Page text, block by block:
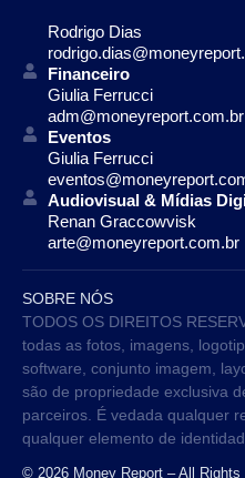
Rodrigo Dias
Financeiro
Giulia Ferrucci
adm@moneyreport.com.br
Eventos
Giulia Ferrucci
Audiovisual & Mídias
Renan Graccowvisk
arte@moneyreport.com.br
SOBRE NÓS
TODOS OS DIREITOS
todas as fotos, imagens,
software, conjunto imagem,
são de propriedade exclusiva
parceiros. É vedada qualquer
qualquer elemento de
© 2026 Money Report – All Rights